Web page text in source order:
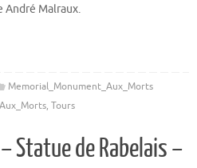
André Malraux.
Memorial_Monument_Aux_Morts
, Tours
Statue de Rabelais –